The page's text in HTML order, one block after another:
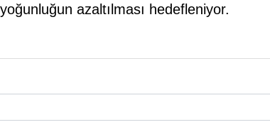
azaltılması hedefleniyor.